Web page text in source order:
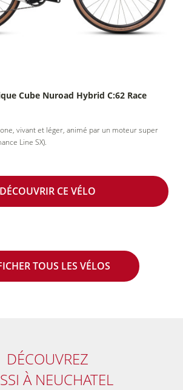
Cube Nuroad Hybrid C:62 Race
vivant et léger, animé par un moteur super
Line SX).
DÉCOUVRIR CE VÉLO
TOUS LES VÉLOS
DÉCOUVREZ
À NEUCHATEL